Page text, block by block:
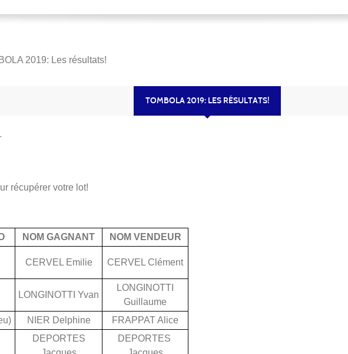
2019: Les résultats!
TOMBOLA 2019: LES RÉSULTATS!
récupérer votre lot!
NOM GAGNANT
NOM VENDEUR
CERVEL Emilie CERVEL Clément
LONGINOTTI Yvan
LONGINOTTI
Guillaume
NIER Delphine FRAPPAT Alice
DEPORTES
DEPORTES